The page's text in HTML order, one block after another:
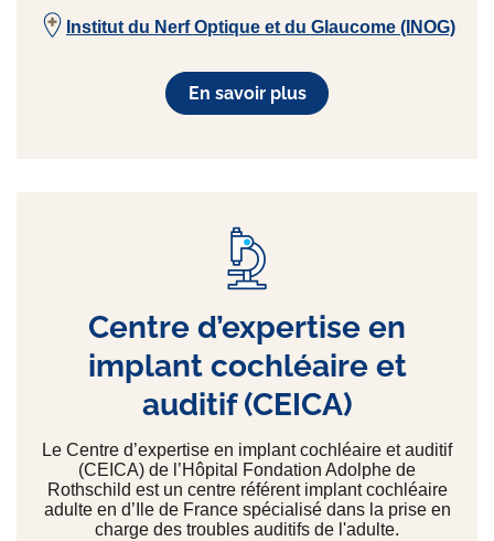
Institut du Nerf Optique et du Glaucome (INOG)
En savoir plus
Centre d’expertise en
implant cochléaire et
auditif (CEICA)
Le Centre d’expertise en implant cochléaire et auditif
(CEICA) de l’Hôpital Fondation Adolphe de
Rothschild est un centre référent implant cochléaire
adulte en d’Ile de France spécialisé dans la prise en
charge des troubles auditifs de l'adulte.